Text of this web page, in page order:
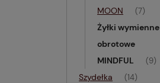
MOON
(7)
Żyłki wymienne
obrotowe
MINDFUL
(9)
Szydełka (14)